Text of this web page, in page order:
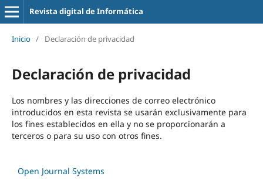
Revista digital de Informática
Inicio / Declaración de privacidad
Declaración de privacidad
Los nombres y las direcciones de correo electrónico
introducidos en esta revista se usarán exclusivamente para
los fines establecidos en ella y no se proporcionarán a
terceros o para su uso con otros fines.
Open Journal Systems